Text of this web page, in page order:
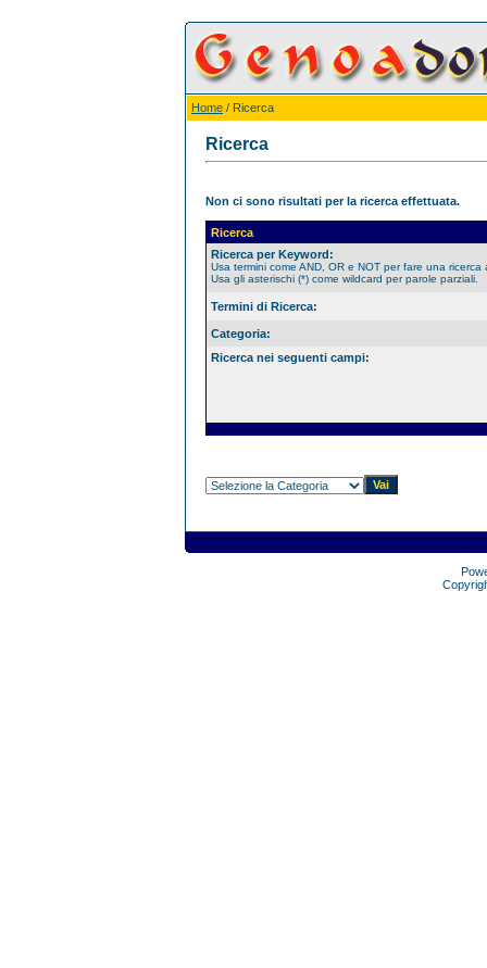
Home / Ricerca
Ricerca
Non ci sono risultati per la ricerca effettuata.
Ricerca
Ricerca per Keyword:
Usa termini come AND, OR e NOT per fare una ricerca
Usa gli asterischi (*) come wildcard per parole parziali.
Termini di Ricerca:
Categoria:
Ricerca nei seguenti campi: